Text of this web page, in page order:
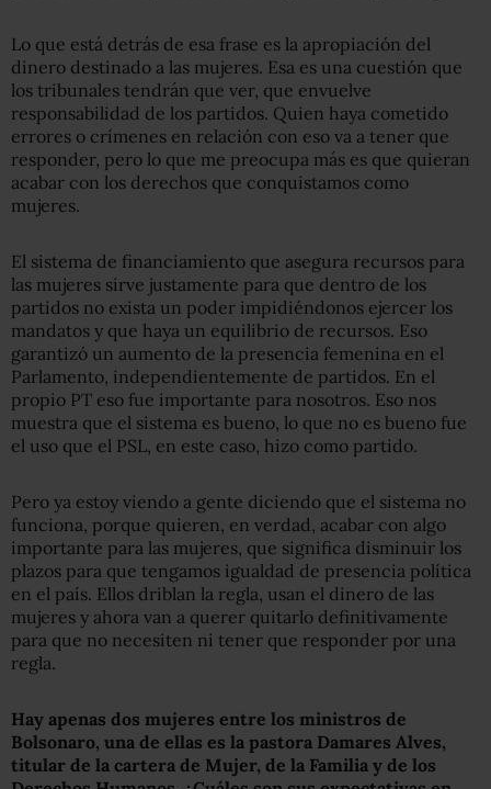
Lo que está detrás de esa frase es la apropiación del
dinero destinado a las mujeres. Esa es una cuestión que
los tribunales tendrán que ver, que envuelve
responsabilidad de los partidos. Quien haya cometido
errores o crímenes en relación con eso va a tener que
responder, pero lo que me preocupa más es que quieran
acabar con los derechos que conquistamos como
mujeres.
El sistema de financiamiento que asegura recursos para
las mujeres sirve justamente para que dentro de los
partidos no exista un poder impidiéndonos ejercer los
mandatos y que haya un equilibrio de recursos. Eso
garantizó un aumento de la presencia femenina en el
Parlamento, independientemente de partidos. En el
propio PT eso fue importante para nosotros. Eso nos
muestra que el sistema es bueno, lo que no es bueno fue
el uso que el PSL, en este caso, hizo como partido.
Pero ya estoy viendo a gente diciendo que el sistema no
funciona, porque quieren, en verdad, acabar con algo
importante para las mujeres, que significa disminuir los
plazos para que tengamos igualdad de presencia política
en el país. Ellos driblan la regla, usan el dinero de las
mujeres y ahora van a querer quitarlo definitivamente
para que no necesiten ni tener que responder por una
regla.
Hay apenas dos mujeres entre los ministros de
Bolsonaro, una de ellas es la pastora Damares Alves,
titular de la cartera de Mujer, de la Familia y de los